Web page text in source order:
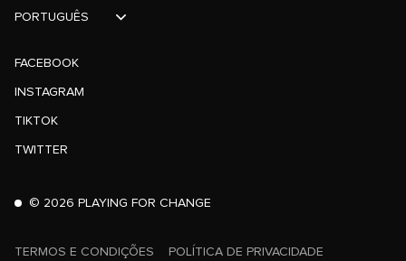
© 2026 PLAYING FOR CHANGE
TERMOS E CONDIÇÕES POLÍTICA DE PRIVACIDADE
FACEBOOK
INSTAGRAM
TIKTOK
TWITTER
PORTUGUÊS